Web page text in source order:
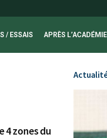
/ ESSAIS APRÈS L’ACADÉMIE
4 zones du